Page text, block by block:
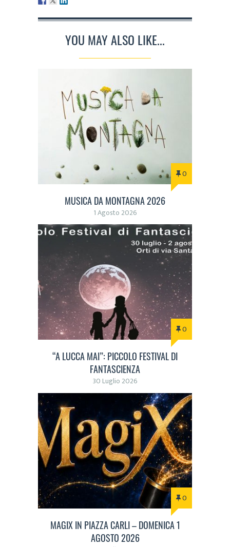
YOU MAY ALSO LIKE...
0
MUSICA DA MONTAGNA 2026
1 Agosto 2026
0
“A LUCCA MAI”: PICCOLO FESTIVAL DI
FANTASCIENZA
30 Luglio 2026
0
MAGIX IN PIAZZA CARLI – DOMENICA 1
AGOSTO 2026